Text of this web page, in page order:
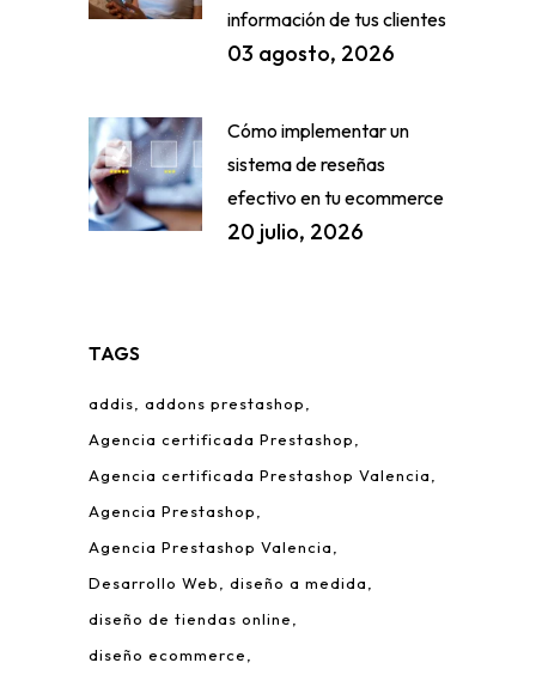
información de tus clientes
03 agosto, 2026
Cómo implementar un
sistema de reseñas
efectivo en tu ecommerce
20 julio, 2026
TAGS
addis
addons prestashop
Agencia certificada Prestashop
Agencia certificada Prestashop Valencia
Agencia Prestashop
Agencia Prestashop Valencia
Desarrollo Web
diseño a medida
diseño de tiendas online
diseño ecommerce